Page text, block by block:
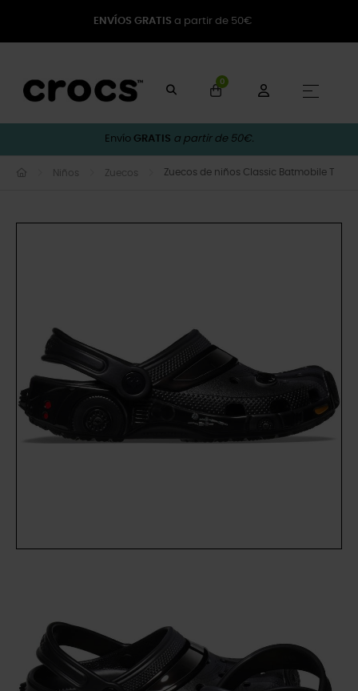
ENVÍOS GRATIS a partir de 50€
0
☰
Envío GRATIS a partir de 50€.
Niños Zuecos Zuecos de niños Classic Batmobile T